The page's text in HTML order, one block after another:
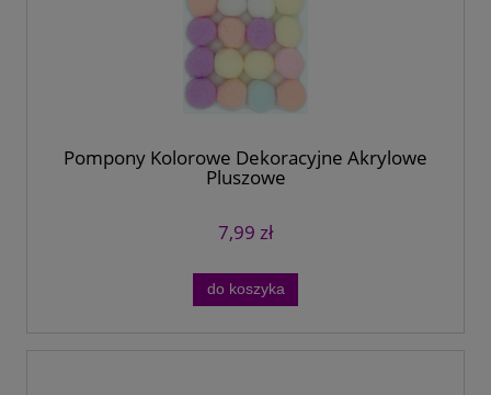
Pompony Kolorowe Dekoracyjne Akrylowe
Pluszowe
7,99 zł
do koszyka